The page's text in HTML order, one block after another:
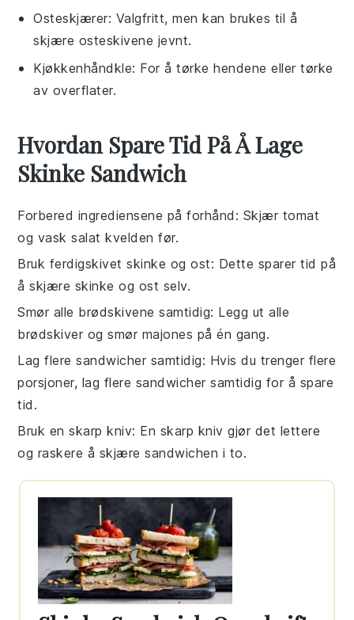
Osteskjærer: Valgfritt, men kan brukes til å
skjære osteskivene jevnt.
Kjøkkenhåndkle: For å tørke hendene eller tørke
av overflater.
Hvordan Spare Tid På Å Lage
Skinke Sandwich
Forbered ingrediensene på forhånd : Skjær tomat
og vasksalat kvelden før.
Bruk ferdigskivet skinke og ost: Dette sparer tid på
å skjære skinke og ost selv.
Smør alle brødskivene samtidig: Legg ut alle
brødskiver og smør majones på én gang.
Lag flere sandwicher samtidig: Hvis du trenger flere
porsjoner, lag flere sandwicher samtidig for å spare
tid.
Bruk en skarp kniv: En skarp kniv gjør det lettere
og raskere å skjæresandwichen i to.